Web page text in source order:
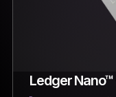
Ledger Nano™